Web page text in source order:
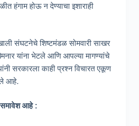
हंगाम होऊ न देण्याचा इशाराही
संघटनेचे शिष्टमंडळ सोमवारी साखर
यांना भेटले आणि आपल्या मागण्यांचे
सरकारला काही प्रश्न विचारत एकूण
आहे.
समावेश आहे :